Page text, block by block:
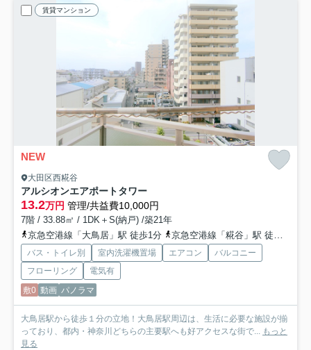
賃貸マンション
NEW
大田区西糀谷
アルシオンエアポートタワー
13.2万円 管理/共益費10,000円
7階 / 33.88㎡ / 1DK＋S(納戸) /築21年
京急空港線「大鳥居」駅 徒歩1分
京急空港線「糀谷」駅 徒歩15分
バス・トイレ別 室内洗濯機置場 エアコン
バルコニー
フローリング
電気有
敷0 動画 パノラマ
大鳥居駅から徒歩１分の立地！大鳥居駅周辺は、生活に必要な施設が揃
っており、都内・神奈川どちらの主要駅へも好アクセスな街で... もっと
見る